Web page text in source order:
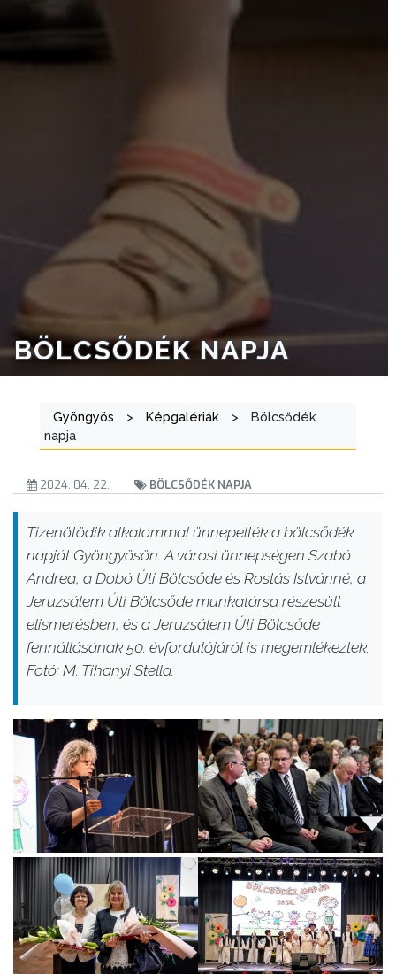
BÖLCSŐDÉK NAPJA
Gyöngyös > Képgalériák >
Bölcsődék
napja
2024. 04. 22. BÖLCSŐDÉK NAPJA
Tizenötödik alkalommal ünnepelték a bölcsődék
napját Gyöngyösön. A városi ünnepségen Szabó
Andrea, a Dobó Úti Bölcsőde és Rostás Istvánné, a
Jeruzsálem Úti Bölcsőde munkatársa részesült
elismerésben, és a Jeruzsálem Úti Bölcsőde
fennállásának 50. évfordulójáról is megemlékeztek.
Fotó: M. Tihanyi Stella.